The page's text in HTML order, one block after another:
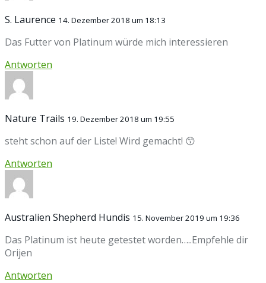
S. Laurence 14. Dezember 2018 um 18:13
Das Futter von Platinum würde mich interessieren
Antworten
Nature Trails 19. Dezember 2018 um 19:55
steht schon auf der Liste! Wird gemacht! 😙
Antworten
Australien Shepherd Hundis 15. November 2019 um 19:36
Das Platinum ist heute getestet worden…..Empfehle dir
Orijen
Antworten